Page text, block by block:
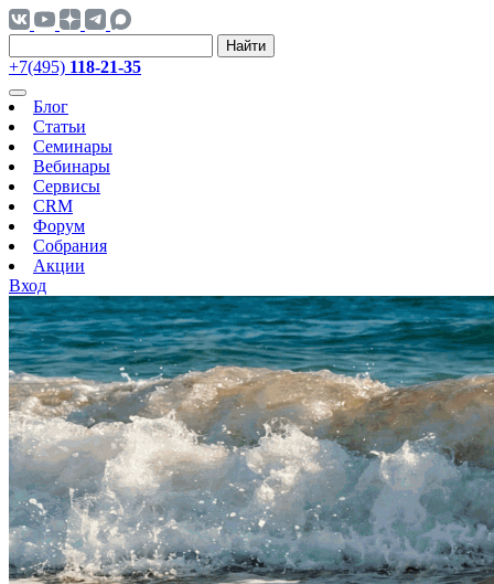
Найти
+7(495) 118-21-35
Блог
Статьи
Семинары
Вебинары
Сервисы
CRM
Форум
Собрания
Акции
Вход